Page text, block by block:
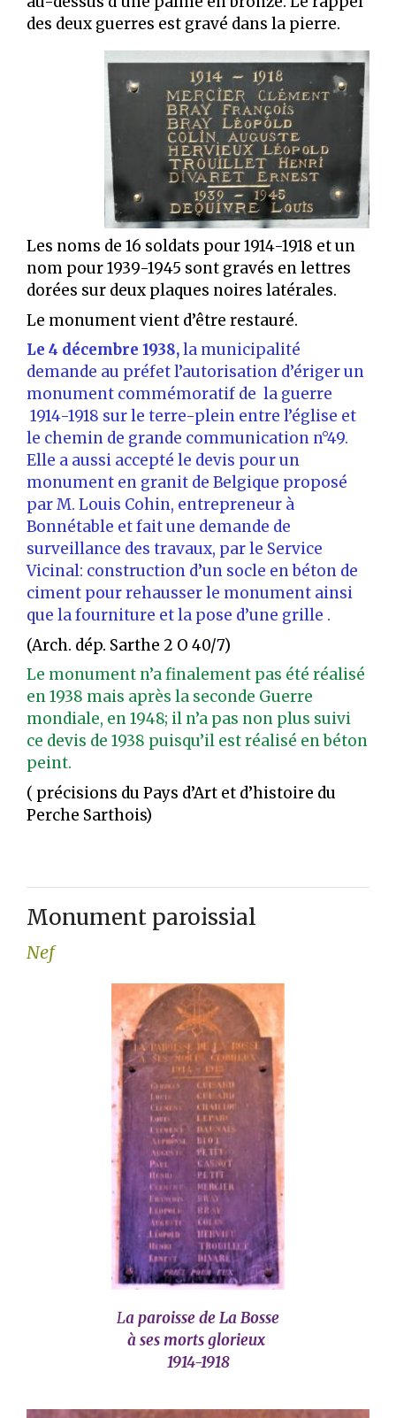
des deux guerres est gravé dans la pierre.
Les noms de 16 soldats pour 1914-1918 et un
nom pour 1939-1945 sont gravés en lettres
dorées sur deux plaques noires latérales.
Le monument vient d’être restauré.
Le 4 décembre 1938,la municipalité
demande au préfet l’autorisation d’ériger un
monument commémoratif de la guerre
1914-1918 sur le terre-plein entre l’église et
le chemin de grande communication n°49.
Elle a aussi accepté le devis pour un
monument en granit de Belgique proposé
par M. Louis Cohin, entrepreneur à
Bonnétable et fait une demande de
surveillance des travaux, par le Service
Vicinal: construction d’un socle en béton de
ciment pour rehausser le monument ainsi
que la fourniture et la pose d’une grille .
(Arch. dép. Sarthe 2 O 40/7)
Le monument n’a finalement pas été réalisé
en 1938 mais après la seconde Guerre
mondiale, en 1948; il n’a pas non plus suivi
ce devis de 1938 puisqu’il est réalisé en béton
peint.
( précisions du Pays d’Art et d’histoire du
Perche Sarthois)
Monument paroissial
Nef
La paroisse de La Bosse
à ses morts glorieux
1914-1918